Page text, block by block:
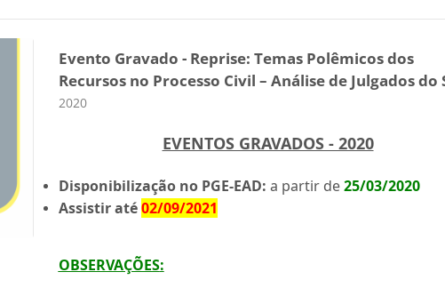
Evento Gravado - Reprise: Temas Polêmicos dos
Recursos no Processo Civil – Análise de Julgados do
Categoria do curso
2020
EVENTOS GRAVADOS - 2020
Disponibilização no PGE-EAD: a partir de25/03/2020
Assistir até02/09/2021
OBSERVAÇÕES: